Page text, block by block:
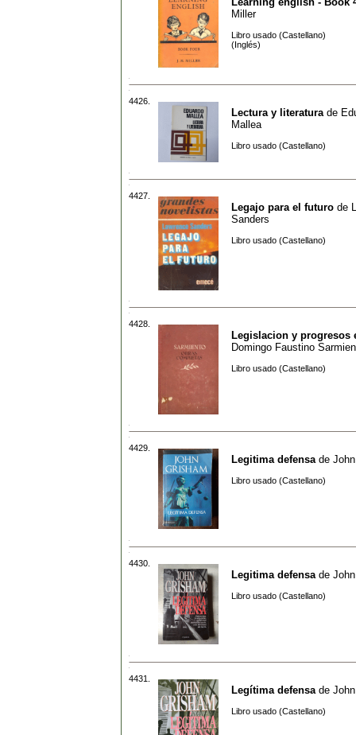
Miller
Libro usado (Castellano)
(Inglés)
4426.
Lectura y literatura de
Mallea
Libro usado (Castellano)
4427.
Legajo para el futuro de
Sanders
Libro usado (Castellano)
4428.
Legislacion y progresos
Domingo Faustino
Libro usado (Castellano)
4429.
Legitima defensa de
Libro usado (Castellano)
4430.
Legitima defensa de
Libro usado (Castellano)
4431.
Legítima defensa de
Libro usado (Castellano)